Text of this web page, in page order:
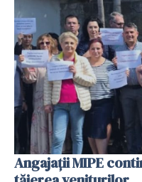
Angajaţii MIPE